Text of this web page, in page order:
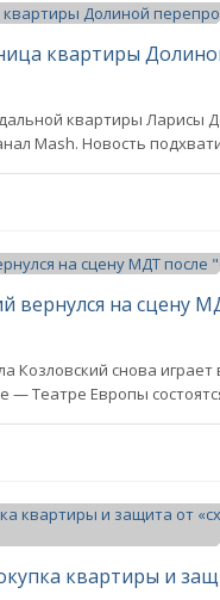
квартиры Ларисы
Mash. Новость
вернулся на сцену
Козловский снова
— Театре Европы